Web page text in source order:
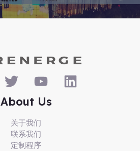
About Us
关于我们
联系我们
定制程序